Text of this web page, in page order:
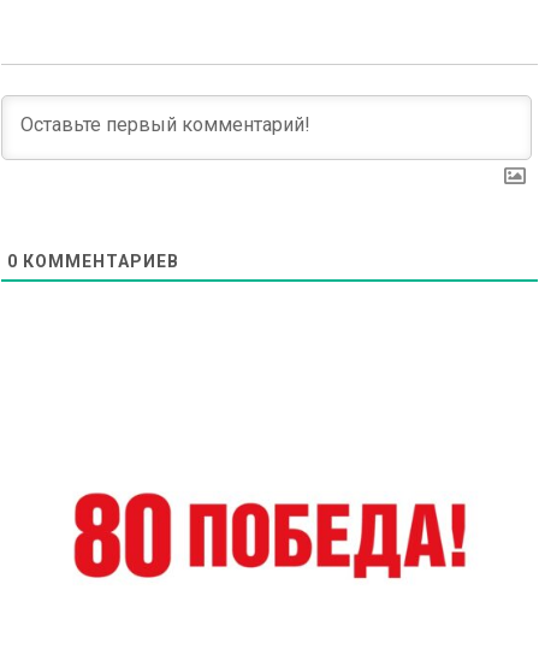
0 КОММЕНТАРИЕВ